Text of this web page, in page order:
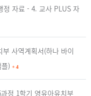
정 자료 - 4. 교사 PLUS 자
부 사역계획서(하나 바이
) + 4
정 1학기 영유아유치부